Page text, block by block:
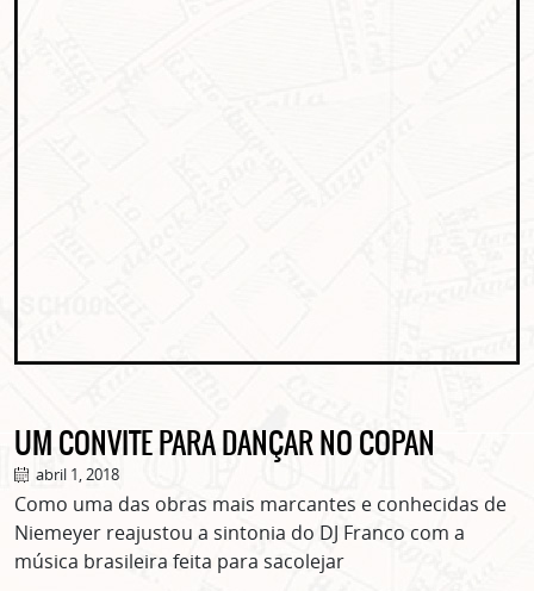
UM CONVITE PARA DANÇAR NO COPAN
abril 1, 2018
Como uma das obras mais marcantes e conhecidas de
Niemeyer reajustou a sintonia do DJ Franco com a
música brasileira feita para sacolejar